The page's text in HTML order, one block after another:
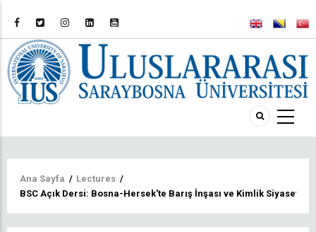
Sayfa
yolu
Ana Sayfa / Lectures /
BSC Açık Dersi: Bosna-Hersek'te Barış İnşası ve Kimlik Siyaseti: